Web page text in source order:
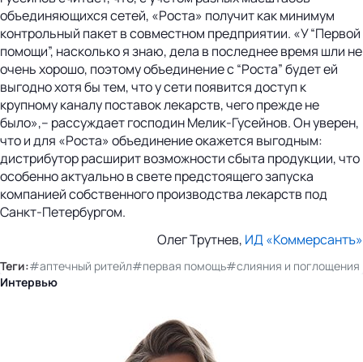
объединяющихся сетей, «Роста» получит как минимум
контрольный пакет в совместном предприятии. «У “Первой
помощи”, насколько я знаю, дела в последнее время шли не
очень хорошо, поэтому объединение с “Роста” будет ей
выгодно хотя бы тем, что у сети появится доступ к
крупному каналу поставок лекарств, чего прежде не
было»,– рассуждает господин Мелик-Гусейнов. Он уверен,
что и для «Роста» объединение окажется выгодным:
дистрибутор расширит возможности сбыта продукции, что
особенно актуально в свете предстоящего запуска
компанией собственного производства лекарств под
Санкт-Петербургом.
Олег Трутнев, ИД «Коммерсантъ»
Теги:#аптечный ритейл#первая помощь#слияния и поглощения
Интервью